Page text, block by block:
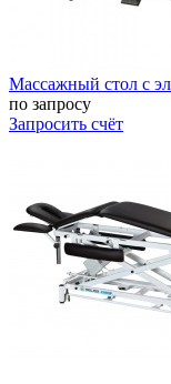
Массажный стол c
по запросу
Запросить счёт